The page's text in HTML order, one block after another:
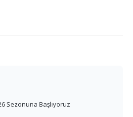
Sezonuna Başlıyoruz